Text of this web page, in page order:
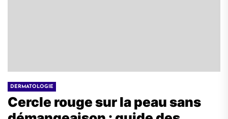
DERMATOLOGIE
Cercle rouge sur la peau sans